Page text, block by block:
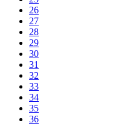
26
27
28
29
30
31
32
33
34
35
36